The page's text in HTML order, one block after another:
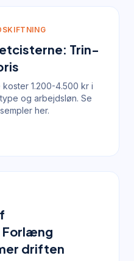
Trin-
1.200-4.500 kr i
og arbejdsløn. Se
her.
driften